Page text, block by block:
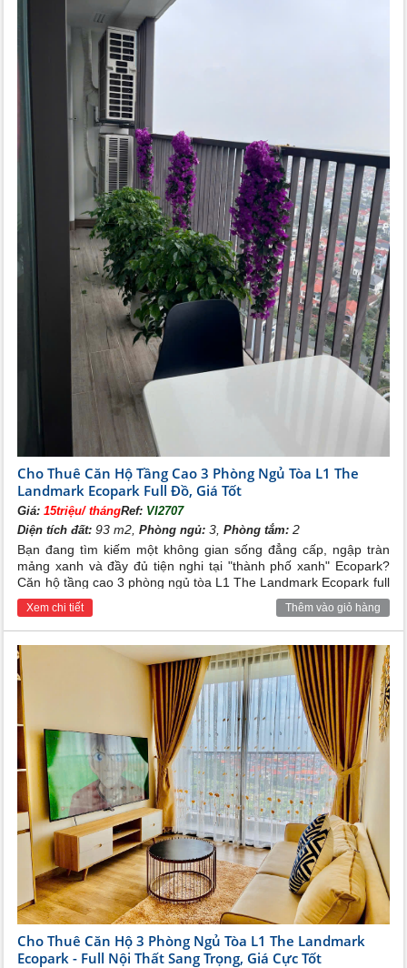
Cho Thuê Căn Hộ Tầng Cao 3 Phòng Ngủ Tòa L1 The
Landmark Ecopark Full Đồ, Giá Tốt
Giá:15triệu/ thángRef: VI2707
Diện tích đất: 93 m2,Phòng ngủ: 3,Phòng tắm: 2
Bạn đang tìm kiếm một không gian sống đẳng cấp, ngập tràn
mảng xanh và đầy đủ tiện nghi tại "thành phố xanh" Ecopark?
Căn hộ tầng cao 3 phòng ngủ tòa L1 The Landmark Ecopark full
đồ với mức giá cho thuê cực kỳ hấp dẫn chính là sự lựa chọn
hoàn hảo dành cho gia đình bạn.
Xem chi tiết Thêm vào giỏ hàng
Cho Thuê Căn Hộ 3 Phòng Ngủ Tòa L1 The Landmark
Ecopark - Full Nội Thất Sang Trọng, Giá Cực Tốt